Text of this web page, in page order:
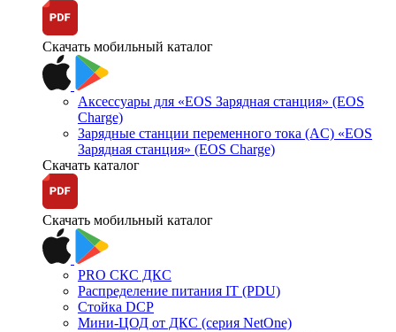
Скачать мобильный каталог
Аксессуары для «EOS Зарядная станция» (EOS
Charge)
Зарядные станции переменного тока (AC) «EOS
Зарядная станция» (EOS Charge)
Скачать каталог
Скачать мобильный каталог
PRO СКС ДКС
Распределение питания IT (PDU)
Стойка DCP
Мини-ЦОД от ДКС (серия NetOne)